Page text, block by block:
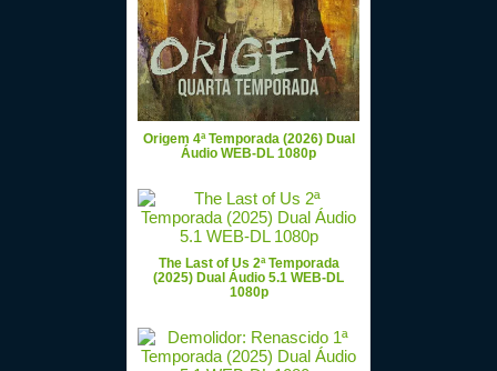
Origem 4ª Temporada (2026) Dual
Áudio WEB-DL 1080p
The Last of Us 2ª Temporada
(2025) Dual Áudio 5.1 WEB-DL
1080p